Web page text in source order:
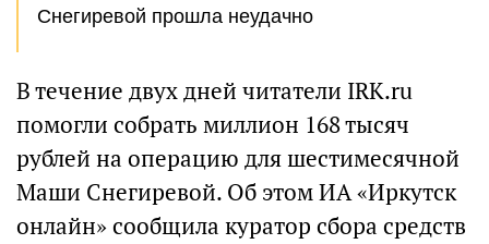
Снегиревой прошла неудачно
В течение двух дней читатели IRK.ru
помогли собрать миллион 168 тысяч
рублей на операцию для шестимесячной
Маши Снегиревой. Об этом ИА «Иркутск
онлайн» сообщила куратор сбора средств